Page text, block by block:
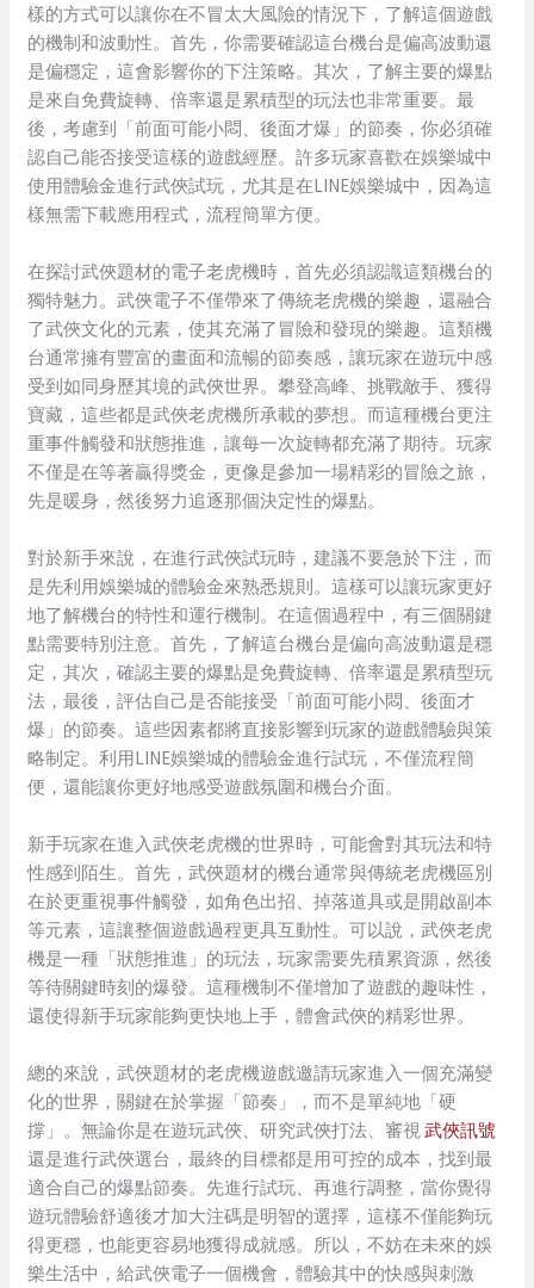
樣的方式可以讓你在不冒太大風險的情況下，了解這個遊戲
的機制和波動性。首先，你需要確認這台機台是偏高波動還
是偏穩定，這會影響你的下注策略。其次，了解主要的爆點
是來自免費旋轉、倍率還是累積型的玩法也非常重要。最
後，考慮到「前面可能小悶、後面才爆」的節奏，你必須確
認自己能否接受這樣的遊戲經歷。許多玩家喜歡在娛樂城中
使用體驗金進行武俠試玩，尤其是在LINE娛樂城中，因為這
樣無需下載應用程式，流程簡單方便。
在探討武俠題材的電子老虎機時，首先必須認識這類機台的
獨特魅力。武俠電子不僅帶來了傳統老虎機的樂趣，還融合
了武俠文化的元素，使其充滿了冒險和發現的樂趣。這類機
台通常擁有豐富的畫面和流暢的節奏感，讓玩家在遊玩中感
受到如同身歷其境的武俠世界。攀登高峰、挑戰敵手、獲得
寶藏，這些都是武俠老虎機所承載的夢想。而這種機台更注
重事件觸發和狀態推進，讓每一次旋轉都充滿了期待。玩家
不僅是在等著贏得獎金，更像是參加一場精彩的冒險之旅，
先是暖身，然後努力追逐那個決定性的爆點。
對於新手來說，在進行武俠試玩時，建議不要急於下注，而
是先利用娛樂城的體驗金來熟悉規則。這樣可以讓玩家更好
地了解機台的特性和運行機制。在這個過程中，有三個關鍵
點需要特別注意。首先，了解這台機台是偏向高波動還是穩
定，其次，確認主要的爆點是免費旋轉、倍率還是累積型玩
法，最後，評估自己是否能接受「前面可能小悶、後面才
爆」的節奏。這些因素都將直接影響到玩家的遊戲體驗與策
略制定。利用LINE娛樂城的體驗金進行試玩，不僅流程簡
便，還能讓你更好地感受遊戲氛圍和機台介面。
新手玩家在進入武俠老虎機的世界時，可能會對其玩法和特
性感到陌生。首先，武俠題材的機台通常與傳統老虎機區別
在於更重視事件觸發，如角色出招、掉落道具或是開啟副本
等元素，這讓整個遊戲過程更具互動性。可以說，武俠老虎
機是一種「狀態推進」的玩法，玩家需要先積累資源，然後
等待關鍵時刻的爆發。這種機制不僅增加了遊戲的趣味性，
還使得新手玩家能夠更快地上手，體會武俠的精彩世界。
總的來說，武俠題材的老虎機遊戲邀請玩家進入一個充滿變
化的世界，關鍵在於掌握「節奏」，而不是單純地「硬
撐」。無論你是在遊玩武俠、研究武俠打法、審視武俠訊號
還是進行武俠選台，最終的目標都是用可控的成本，找到最
適合自己的爆點節奏。先進行試玩、再進行調整，當你覺得
遊玩體驗舒適後才加大注碼是明智的選擇，這樣不僅能夠玩
得更穩，也能更容易地獲得成就感。所以，不妨在未來的娛
樂生活中，給武俠電子一個機會，體驗其中的快感與刺激